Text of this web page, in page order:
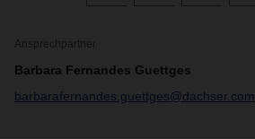
Ansprechpartner
Barbara Fernandes Guettges
barbarafernandes.guettges@dachser.com